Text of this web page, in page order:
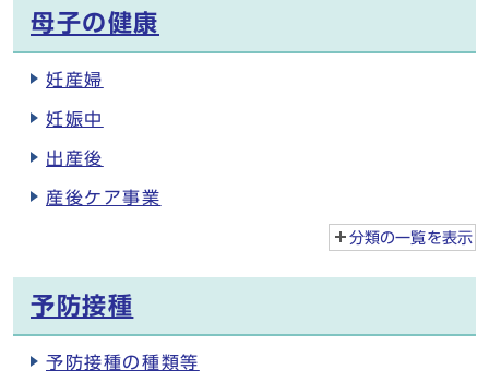
母子の健康
妊産婦
妊娠中
出産後
産後ケア事業
分類の一覧を表示
予防接種
予防接種の種類等